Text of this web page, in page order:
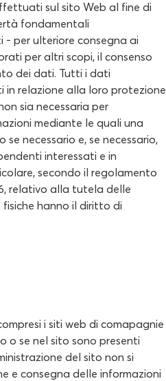
sul sito Web al fine di
fondamentali
- per ulteriore consegna ai
per altri scopi, il consenso
dei dati. Tutti i dati
in relazione alla loro protezione
sia necessaria per
mediante le quali una
necessario e, se necessario,
interessati e in
secondo il regolamento
relativo alla tutela delle
hanno il diritto di
i siti web di comapagnie
o se nel sito sono presenti
del sito non si
e consegna delle informazioni